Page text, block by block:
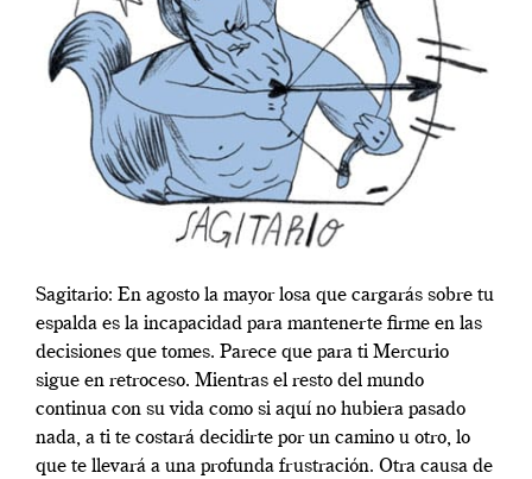
Sagitario: En agosto la mayor losa que cargarás sobre tu
espalda es la incapacidad para mantenerte firme en las
decisiones que tomes. Parece que para ti Mercurio
sigue en retroceso. Mientras el resto del mundo
continua con su vida como si aquí no hubiera pasado
nada, a ti te costará decidirte por un camino u otro, lo
que te llevará a una profunda frustración. Otra causa de